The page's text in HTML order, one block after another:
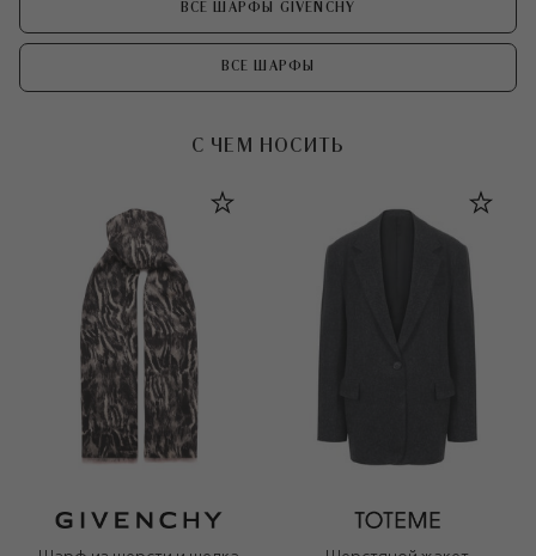
ВСЕ ШАРФЫ GIVENCHY
ВСЕ ШАРФЫ
С ЧЕМ НОСИТЬ